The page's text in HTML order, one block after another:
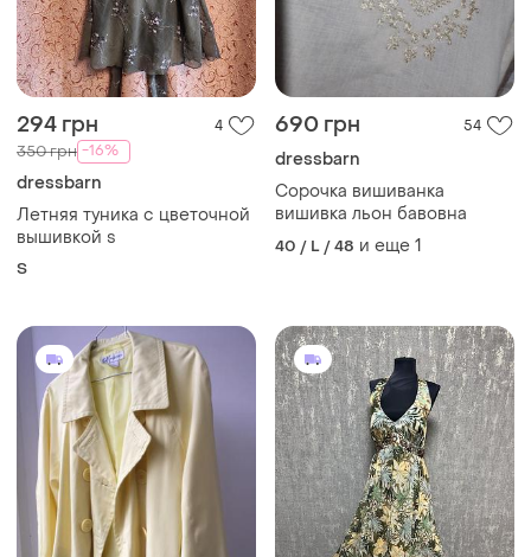
294 грн 4
350 грн -16%
dressbarn
Летняя туника с цветочной
вышивкой s
S
690 грн 54
dressbarn
Сорочка вишиванка
вишивка льон бавовна
40 / L / 48 и еще 1